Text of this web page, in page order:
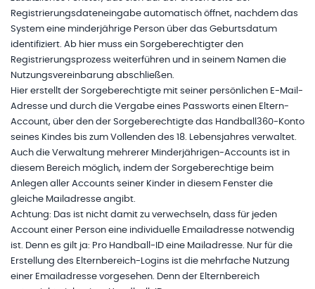
Registrierungsdateneingabe automatisch öffnet, nachdem das
System eine minderjährige Person über das Geburtsdatum
identifiziert. Ab hier muss ein Sorgeberechtigter den
Registrierungsprozess weiterführen und in seinem Namen die
Nutzungsvereinbarung abschließen.
Hier erstellt der Sorgeberechtigte mit seiner persönlichen E-Mail-
Adresse und durch die Vergabe eines Passworts einen Eltern-
Account, über den der Sorgeberechtigte das Handball360-Konto
seines Kindes bis zum Vollenden des 18. Lebensjahres verwaltet.
Auch die Verwaltung mehrerer Minderjährigen-Accounts ist in
diesem Bereich möglich, indem der Sorgeberechtige beim
Anlegen aller Accounts seiner Kinder in diesem Fenster die
gleiche Mailadresse angibt.
Achtung: Das ist nicht damit zu verwechseln, dass für jeden
Account einer Person eine individuelle Emailadresse notwendig
ist. Denn es gilt ja: Pro Handball-ID eine Mailadresse. Nur für die
Erstellung des Elternbereich-Logins ist die mehrfache Nutzung
einer Emailadresse vorgesehen. Denn der Elternbereich